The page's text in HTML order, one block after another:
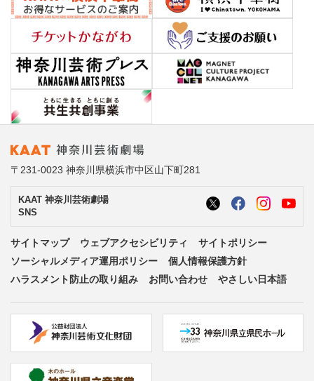
〒231-0023 神奈川県横浜市中区山下町281
KAAT 神奈川芸術劇場
SNS
サイトマップ ウェブアクセシビリティ
サイトポリシー
ソーシャルメディア運用ポリシー
個人情報保護方針
ハラスメント防止の取り組み
お問い合わせ やさしい日本語